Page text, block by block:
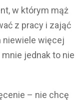
w którym mąż
z pracy i zająć
niewiele więcej
jednak to nie
– nie chcę